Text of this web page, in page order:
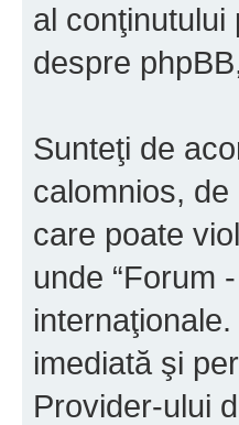
al conţinutului
despre
Sunteţi de
calomnios,
care poate
unde “Forum
imediată şi
Provider-ului